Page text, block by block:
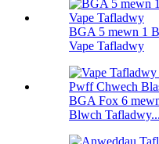
BGA 5 mewn 1
Vape Tafladwy
BGA Fox 6
Blwch Tafladwy...